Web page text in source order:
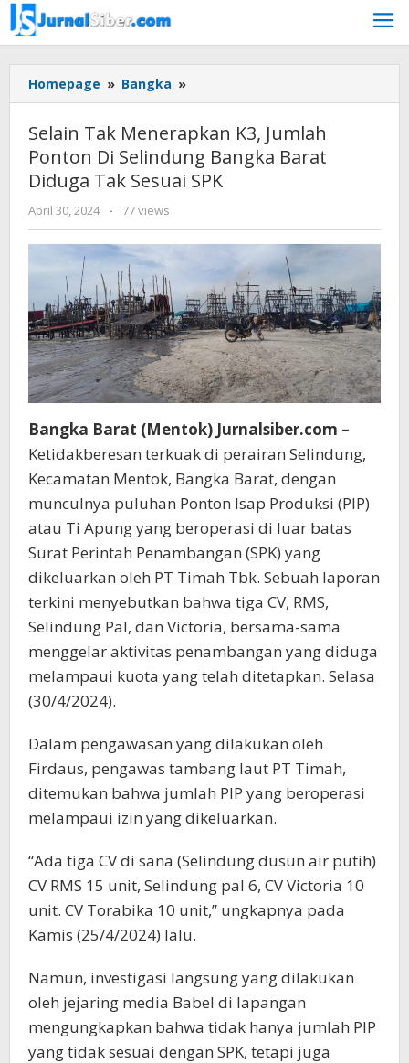
Skip
to
content
Homepage » Bangka »
Tak
K3,
Jumlah
Ponton
Bangka
Tak
Sesuai
SPK
Selain Tak Menerapkan K3, Jumlah
Ponton Di Selindung Bangka Barat
Diduga Tak Sesuai SPK
April 30, 2024
by
Jurnalsiber
- 77 views
Bangka Barat (Mentok) Jurnalsiber.com –
Ketidakberesan terkuak di perairan Selindung,
Kecamatan Mentok, Bangka Barat, dengan
munculnya puluhan Ponton Isap Produksi (PIP)
atau Ti Apung yang beroperasi di luar batas
Surat Perintah Penambangan (SPK) yang
dikeluarkan oleh PT Timah Tbk. Sebuah laporan
terkini menyebutkan bahwa tiga CV, RMS,
Selindung Pal, dan Victoria, bersama-sama
menggelar aktivitas penambangan yang diduga
melampaui kuota yang telah ditetapkan. Selasa
(30/4/2024).
Dalam pengawasan yang dilakukan oleh
Firdaus, pengawas tambang laut PT Timah,
ditemukan bahwa jumlah PIP yang beroperasi
melampaui izin yang dikeluarkan.
“Ada tiga CV di sana (Selindung dusun air putih)
CV RMS 15 unit, Selindung pal 6, CV Victoria 10
unit. CV Torabika 10 unit,” ungkapnya pada
Kamis (25/4/2024) lalu.
Namun, investigasi langsung yang dilakukan
oleh jejaring media Babel di lapangan
mengungkapkan bahwa tidak hanya jumlah PIP
yang tidak sesuai dengan SPK, tetapi juga